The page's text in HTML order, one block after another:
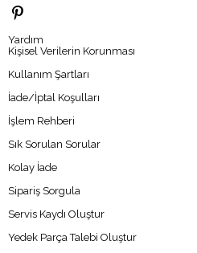
Yardım
Kişisel Verilerin Korunması
Kullanım Şartları
İade/İptal Koşulları
İşlem Rehberi
Sık Sorulan Sorular
Kolay İade
Sipariş Sorgula
Servis Kaydı Oluştur
Yedek Parça Talebi Oluştur